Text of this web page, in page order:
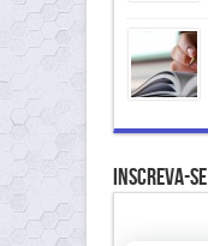
Inscreva-se